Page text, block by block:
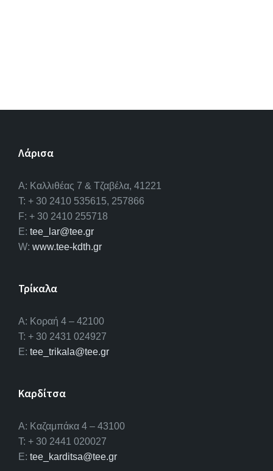
Λάρισα
A: Καλλιθέας 7 & Τζαβέλα, 41221
T: + 30 2410 535615, 257866
F: + 30 2410 255718
E: tee_lar@tee.gr
W: www.tee-kdth.gr
Τρίκαλα
Α: Κοραή 4 – 42100
T: + 30 2431 024927
E: tee_trikala@tee.gr
Καρδίτσα
Α: Καζαμπάκα 4 – 43100
T: + 30 2441 020027
E: tee_karditsa@tee.gr